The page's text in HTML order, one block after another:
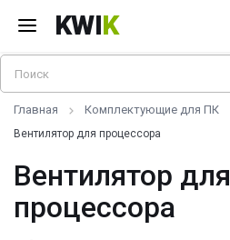
KWIK
Главная Комплектующие для ПК
Вентилятор для процессора
Вентилятор для
процессора